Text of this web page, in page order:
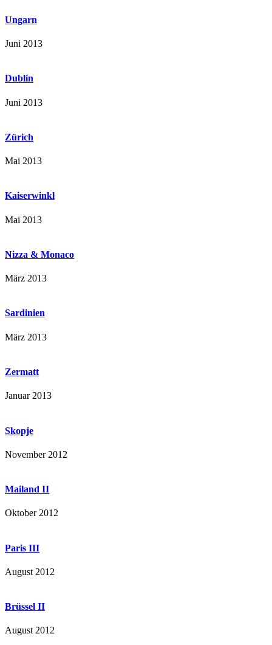
Ungarn
Juni 2013
Dublin
Juni 2013
Zürich
Mai 2013
Kaiserwinkl
Mai 2013
Nizza & Monaco
März 2013
Sardinien
März 2013
Zermatt
Januar 2013
Skopje
November 2012
Mailand II
Oktober 2012
Paris III
August 2012
Brüssel II
August 2012